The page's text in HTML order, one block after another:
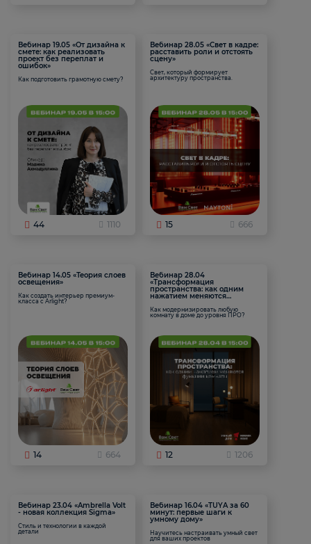
Вебинар 19.05 «От дизайна к
смете: как реализовать
проект без переплат и
ошибок»
Как подготовить грамотную смету?
44 1110
Вебинар 28.05 «Свет в кадре:
расставить роли и отстоять
сцену»
Свет, который формирует
архитектуру пространства.
15 666
Вебинар 14.05 «Теория слоев
освещения»
Как создать интерьер премиум-
класса с Arlight?
14 664
Вебинар 28.04
«Трансформация
пространства: как одним
нажатием меняются
Как модернизировать любую
комнату в доме до уровня ПРО?
12 1206
Вебинар 23.04 «Ambrella Volt
- новая коллекция Sigma»
Стиль и технологии в каждой
детали
Вебинар 16.04 «TUYA за 60
минут: первые шаги к
умному дому»
Научитесь настраивать умный свет
для ваших проектов